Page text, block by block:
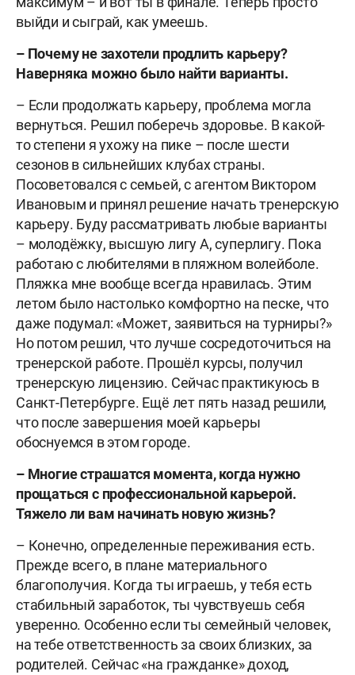
выйди и сыграй, как умеешь.
– Почему не захотели продлить карьеру?
Наверняка можно было найти варианты.
– Если продолжать карьеру, проблема могла
вернуться. Решил поберечь здоровье. В какой-
то степени я ухожу на пике – после шести
сезонов в сильнейших клубах страны.
Посоветовался с семьей, с агентом Виктором
Ивановым и принял решение начать тренерскую
карьеру. Буду рассматривать любые варианты
– молодёжку, высшую лигу А, суперлигу. Пока
работаю с любителями в пляжном волейболе.
Пляжка мне вообще всегда нравилась. Этим
летом было настолько комфортно на песке, что
даже подумал: «Может, заявиться на турниры?»
Но потом решил, что лучше сосредоточиться на
тренерской работе. Прошёл курсы, получил
тренерскую лицензию. Сейчас практикуюсь в
Санкт-Петербурге. Ещё лет пять назад решили,
что после завершения моей карьеры
обоснуемся в этом городе.
– Многие страшатся момента, когда нужно
прощаться с профессиональной карьерой.
Тяжело ли вам начинать новую жизнь?
– Конечно, определенные переживания есть.
Прежде всего, в плане материального
благополучия. Когда ты играешь, у тебя есть
стабильный заработок, ты чувствуешь себя
уверенно. Особенно если ты семейный человек,
на тебе ответственность за своих близких, за
родителей. Сейчас «на гражданке» доход,